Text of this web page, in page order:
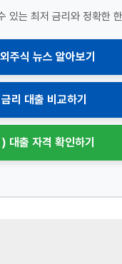
있는 최저 금리와 정확한
주식 뉴스 알아보기
리 대출 비교하기
대출 자격 확인하기